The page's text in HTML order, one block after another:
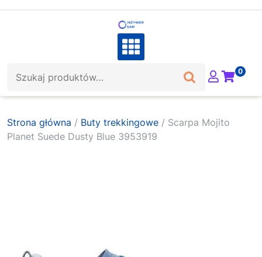
0
Strona główna / Buty trekkingowe / Scarpa Mojito
Planet Suede Dusty Blue 3953919